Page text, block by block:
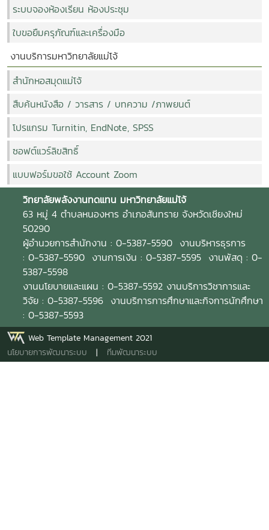
ระบบจองห้องเรียน ห้องประชุม
ใบขอยืมครุภัณฑ์และเครื่องมือ
งานบริการมหาวิทยาลัยแม่โจ้
สำนักหอสมุดแม่โจ้
สืบค้นหนังสือ / วารสาร / บทความ /ภาพยนต์
โปรแกรม Turnitin, EndNote, SPSS
ซอฟต์แวร์ลิขสิทธิ์
แบบฟอร์มขอใช้ Account Zoom
วิทยาลัยพลังงานทดแทน มหาวิทยาลัยแม่โจ้
63 หมู่ 4 ตำบลหนองหาร อำเภอสันทราย จังหวัดเชียงใหม่
50290
ผู้อำนวยการสำนักงาน : 0-5387-5590 งานบริหารธุรการ
: 0-5387-5590 งานการเงิน : 0-5387-5595 งานพัสดุ : 0-
5387-5598
งานนโยบายและแผน : 0-5387-5592 งานบริการวิชาการและ
วิจัย : 0-5387-5596 งานบริการการศึกษาและกิจการนักศึกษา
: 0-5387-5593
Web Template Management 2021
นโยบายการพัฒนาระบบ | ทีมพัฒนาระบบ